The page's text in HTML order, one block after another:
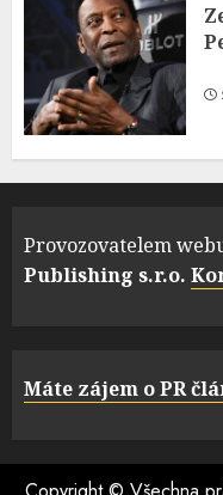
Provozovatelem
Publishing s.r.o.
Máte zájem o PR